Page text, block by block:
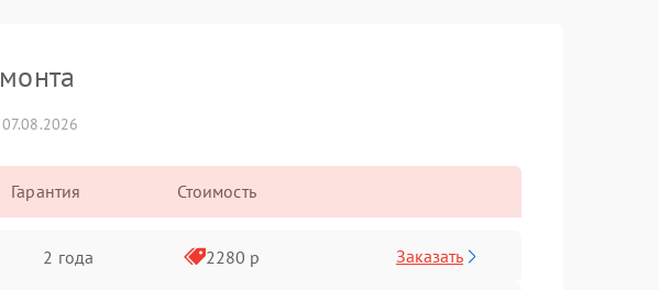
Гарантия Стоимость
2 года 2280 р Заказать